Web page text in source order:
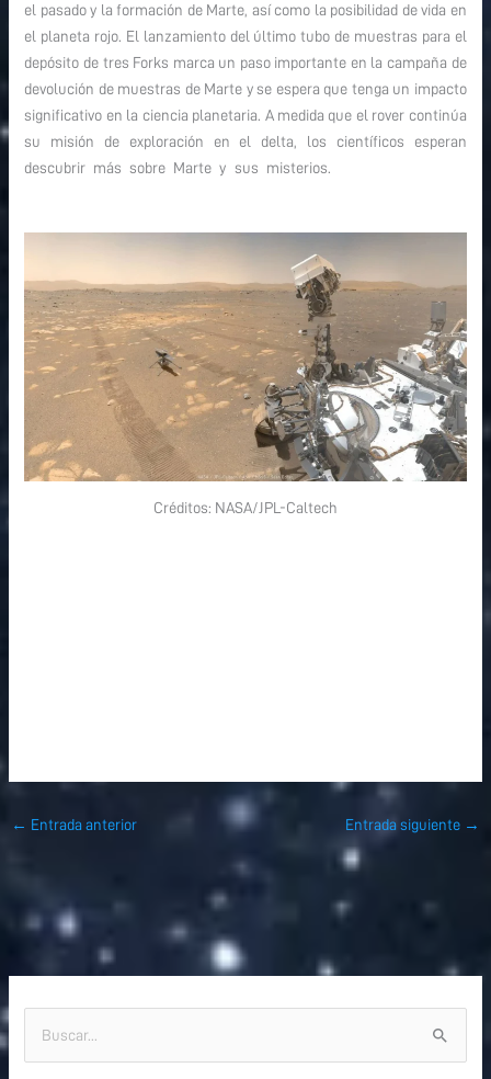
el pasado y la formación de Marte, así como la posibilidad de vida en
el planeta rojo. El lanzamiento del último tubo de muestras para el
depósito de tres Forks marca un paso importante en la campaña de
devolución de muestras de Marte y se espera que tenga un impacto
significativo en la ciencia planetaria. A medida que el rover continúa
su misión de exploración en el delta, los científicos esperan
descubrir más sobre Marte y sus misterios.
Créditos: NASA/JPL-Caltech
← Entrada anterior Entrada siguiente →